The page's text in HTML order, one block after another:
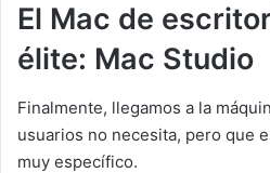
El Mac de
élite: Mac Studio
Finalmente, llegamos a la
usuarios no necesita, pero que
muy específico.